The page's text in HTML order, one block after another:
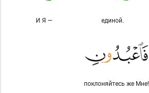
единой.
И Я —
поклоняйтесь же Мне!